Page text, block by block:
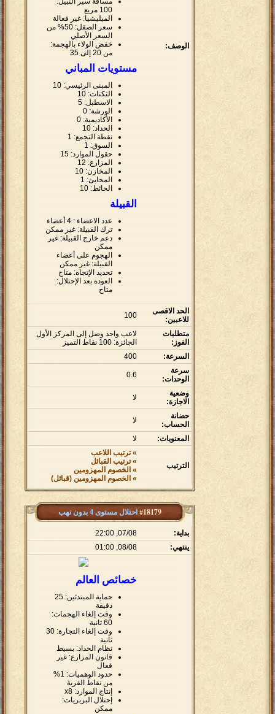
الوصف:
100 مربع
الميليشيا: غير فعالة
سعر الصقل: 50% من
السعر الأصلي
خفض الولاء بالهجمة:
من 20 إلى 35
مستويات المباني
المبنى الرئيسي: 10
الثكنات: 10
الاسطبل: 5
الورشة: 0
الأكاديمية: 0
الحداد: 10
نقطة التجمع: 1
السوق: 1
حقول الموارد: 15
المزارع: 12
المخازن: 10
المخابئ: 1
الحائط: 10
القبيلة
عدد الاعضاء : 4 أعضاء
ترك القبيلة: غير ممكن
دعم خارج القبيلة: غير
ممكن
الهجوم على أعضاء
القبيلة: غير ممكن
تحديد الإتجاه: متاح
العودة بعد الإحتلال:
متاح
الحد الاقصى
للاعبين:
100
متطلبات
الفوز:
لاعب واحد وصل إلى المركز الأول
الجائزة: 100 نقاط التميز
السرعة:
400
سرعة
الوحدات:
0.6
وضعية
الاجازة:
لا
حضانة
الحساب:
لا
المعنويات: لا
الترتيب
» ترتيب اللاعب
» ترتيب القبائل
» الخصوم المهزومين
» الخصوم المهزومين (قبائل)
#18179 احتلال مستوى 4 بدون نهب
بداية:
07/08, 22:00
ينتهي:
08/08, 01:00
خصائص العالم
حماية المبتدئين: 25
دقيقة
وقت إلغاء الهجمات:
60 ثانية
وقت إلغاء التجارة: 30
ثانية
نظام الحداد: بسيط
قانون المزارع: غير
فعال
حدود الوهميات: 1%
من نقاط القرية
إنتاج الموارد: x8
إحتلال البربريات:
ممكن